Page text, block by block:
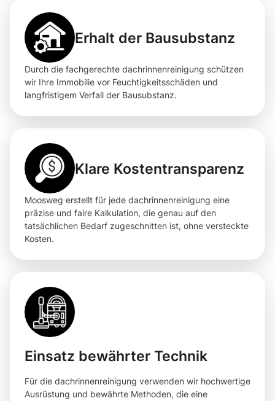
Erhalt der Bausubstanz
Durch die fachgerechte dachrinnenreinigung schützen
wir Ihre Immobilie vor Feuchtigkeitsschäden und
langfristigem Verfall der Bausubstanz.
Klare Kostentransparenz
Moosweg erstellt für jede dachrinnenreinigung eine
präzise und faire Kalkulation, die genau auf den
tatsächlichen Bedarf zugeschnitten ist, ohne versteckte
Kosten.
Einsatz bewährter Technik
Für die dachrinnenreinigung verwenden wir hochwertige
Ausrüstung und bewährte Methoden, die eine